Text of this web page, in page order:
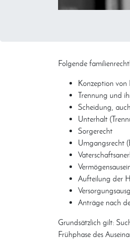
Folgende
Konzeption
Trennung und
Scheidung,
Unterhalt
Sorgerecht
Umgangsrecht
Aufteilung der
Anträge nach
Grundsätzlich gilt:
Frühphase des